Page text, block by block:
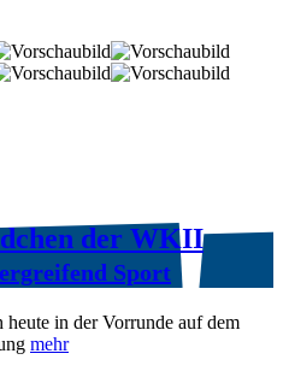
der WKII
Sport
in der Vorrunde auf dem
mehr